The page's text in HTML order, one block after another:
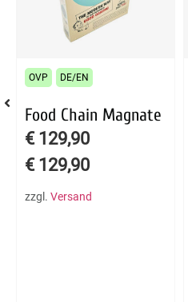
Food Chain Magnate
€ 129,90
€ 129,90
zzgl. Versand
OVP DE/EN